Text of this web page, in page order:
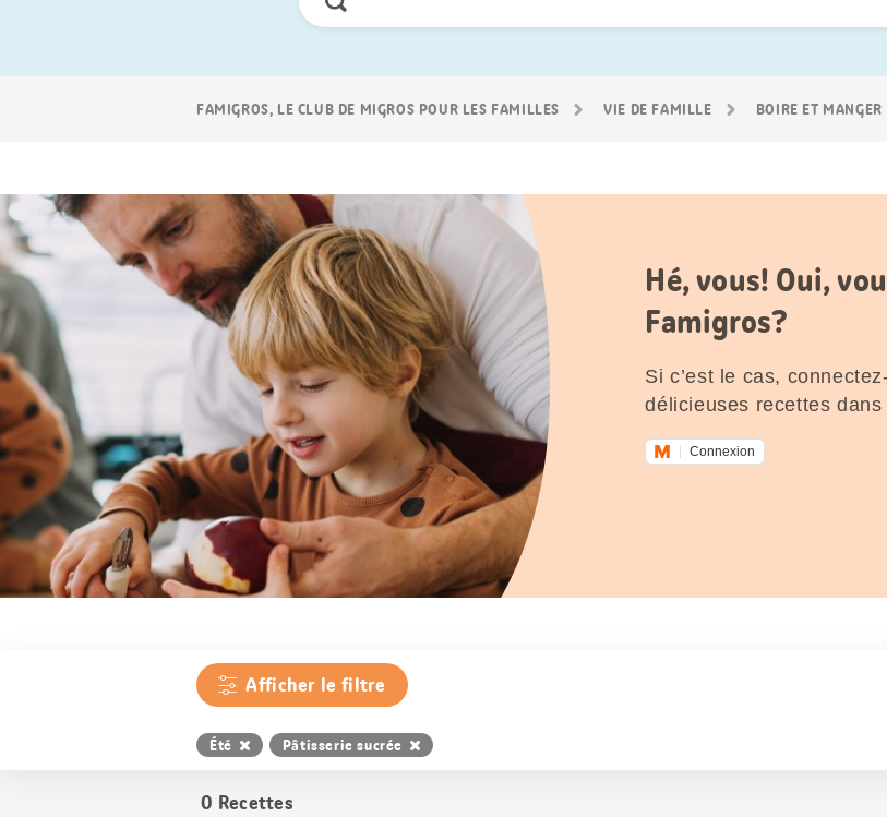
Chercher
FAMIGROS, LE CLUB DE MIGROS POUR LES FAMILLES VIE DE FAMILLE BOIRE ET MANGER
Hé, vous! Oui,
Famigros?
Si c’est le cas,
délicieuses recettes
Connexion
Afficher le filtre
Été Pâtisserie sucrée
0 Recettes